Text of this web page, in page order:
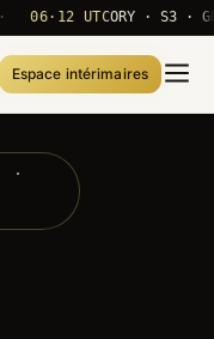
06·12 UTC ORY · S3 · GB02
Espace intérimaires
·